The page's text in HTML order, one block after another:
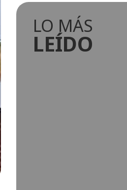
LO MÁS
LEÍDO